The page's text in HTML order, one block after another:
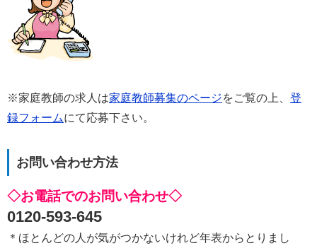
※家庭教師の求人は家庭教師募集のページをご覧の上、 登
録フォームにて応募下さい。
お問い合わせ方法
◇お電話でのお問い合わせ◇
0120-593-645
＊ほとんどの人が気がつかないけれど年表からとりまし